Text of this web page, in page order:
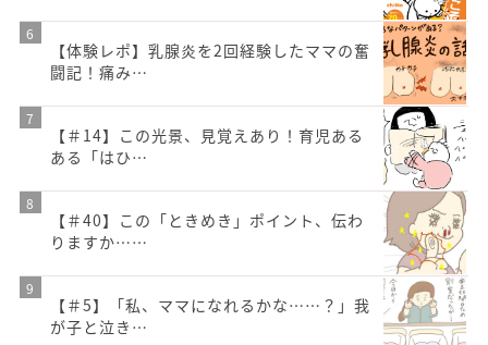
【体験レポ】乳腺炎を2回経験したママの奮
闘記！痛み…
【＃14】この光景、見覚えあり！育児ある
ある「はひ…
【＃40】この「ときめき」ポイント、伝わ
りますか……
【＃5】「私、ママになれるかな……？」我
が子と泣き…